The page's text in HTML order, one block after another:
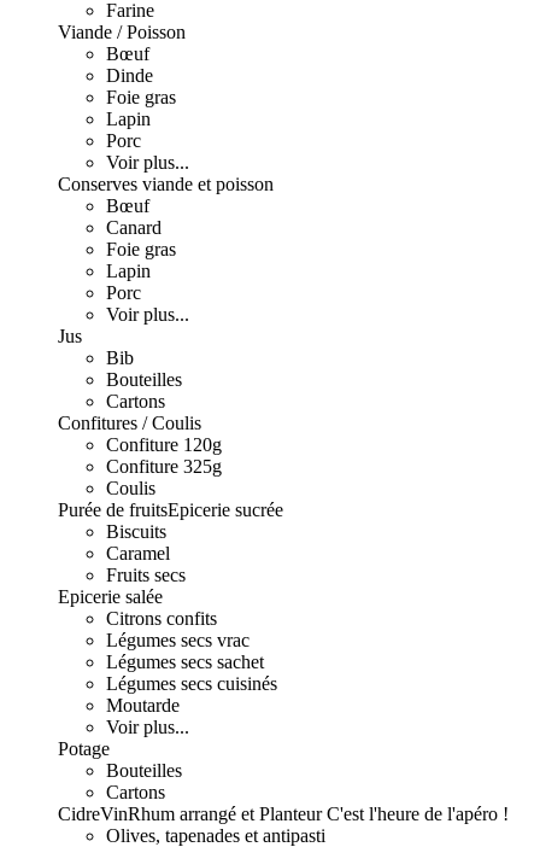
Farine
Viande / Poisson
Bœuf
Dinde
Foie gras
Lapin
Porc
Voir plus...
Conserves viande et poisson
Bœuf
Canard
Foie gras
Lapin
Porc
Voir plus...
Jus
Bib
Bouteilles
Cartons
Confitures / Coulis
Confiture 120g
Confiture 325g
Coulis
Purée de fruitsEpicerie sucrée
Biscuits
Caramel
Fruits secs
Epicerie salée
Citrons confits
Légumes secs vrac
Légumes secs sachet
Légumes secs cuisinés
Moutarde
Voir plus...
Potage
Bouteilles
Cartons
CidreVinRhum arrangé et PlanteurC'est l'heure de l'apéro !
Olives, tapenades et antipasti